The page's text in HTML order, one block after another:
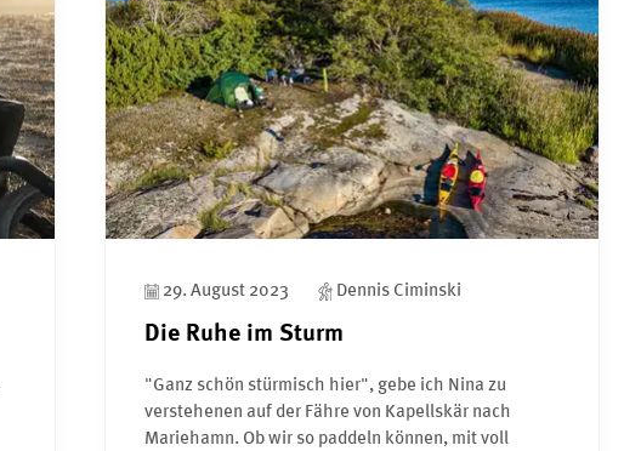
29. August 2023 Dennis Ciminski
Die Ruhe im Sturm
"Ganz schön stürmisch hier", gebe ich Nina zu
verstehenen auf der Fähre von Kapellskär nach
Mariehamn. Ob wir so paddeln können, mit voll